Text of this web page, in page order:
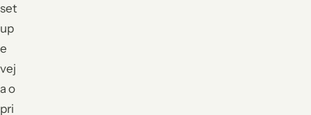
set
up
e
vej
a o
pri